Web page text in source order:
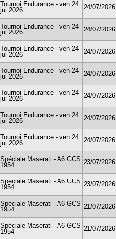
Tournoi Endurance - ven 24
jui 2026
24/07/2026
Tournoi Endurance - ven 24
jui 2026
24/07/2026
Tournoi Endurance - ven 24
jui 2026
24/07/2026
Tournoi Endurance - ven 24
jui 2026
24/07/2026
Tournoi Endurance - ven 24
jui 2026
24/07/2026
Tournoi Endurance - ven 24
jui 2026
24/07/2026
Tournoi Endurance - ven 24
jui 2026
24/07/2026
Spéciale Maserati - A6 GCS
1954
23/07/2026
Spéciale Maserati - A6 GCS
1954
23/07/2026
Spéciale Maserati - A6 GCS
1954
21/07/2026
Spéciale Maserati - A6 GCS
1954
21/07/2026